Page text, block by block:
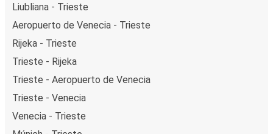
Liubliana - Trieste
Aeropuerto de Venecia - Trieste
Rijeka - Trieste
Trieste - Rijeka
Trieste - Aeropuerto de Venecia
Trieste - Venecia
Venecia - Trieste